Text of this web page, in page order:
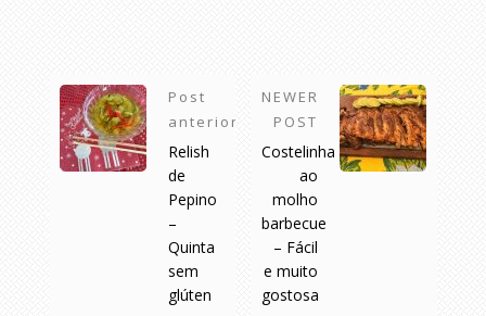
Post
anterior
Relish
de
Pepino
–
Quinta
sem
glúten
NEWER
POST
Costelinha
ao
molho
barbecue
– Fácil
e muito
gostosa